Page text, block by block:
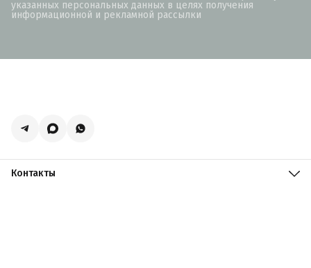
указанных персональных данных в целях получения
информационной и рекламной рассылки
Контакты